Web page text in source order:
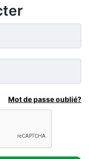
Mot de passe oublié?